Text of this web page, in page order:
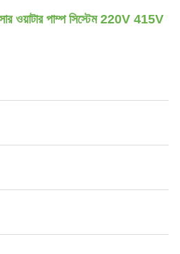
ওয়াটার পাম্প সিস্টেম 220V 415V